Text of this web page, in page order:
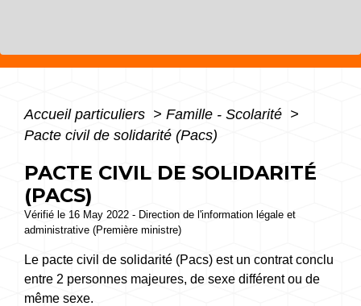
Accueil particuliers > Famille - Scolarité >
Pacte civil de solidarité (Pacs)
PACTE CIVIL DE SOLIDARITÉ
(PACS)
Vérifié le 16 May 2022 - Direction de l'information légale et
administrative (Première ministre)
Le pacte civil de solidarité (Pacs) est un contrat conclu
entre 2 personnes majeures, de sexe différent ou de
même sexe.